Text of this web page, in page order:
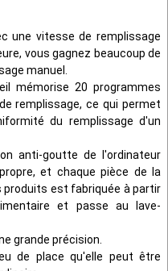
une vitesse de remplissage
vous gagnez beaucoup de
manuel.
mémorise 20 programmes
remplissage, ce qui permet
du remplissage d'un
anti-goutte de l'ordinateur
et chaque pièce de la
est fabriquée à partir
et passe au lave-
grande précision.
de place qu'elle peut être